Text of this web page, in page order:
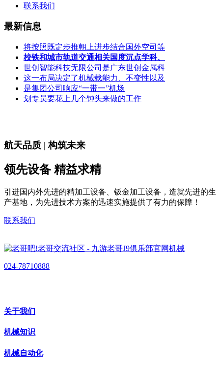
联系我们
最新信息
将按照既定步推朝上进步结合国外空司等
校铁和城市轨道交通相关国度沉点学科、
世创智能科技无限公司是广东世创金属科
这一布局决定了机械载能力、不变性以及
是集团公司响应“一带一”机场
划专员要花上几个钟头来做的工作
航天品质 | 构筑未来
领先设备 精益求精
引进国内外先进的精加工设备、钣金加工设备，造就先进的生
产基地，为先进技术方案的迅速实施提供了有力的保障！
联系我们
024-78710888
关于我们
机械知识
机械自动化